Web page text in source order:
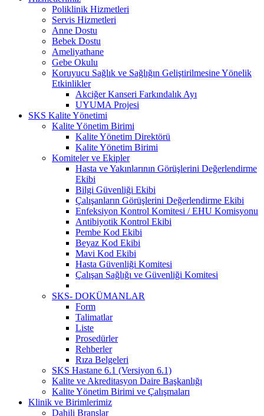
Poliklinik Hizmetleri
Servis Hizmetleri
Anne Dostu
Bebek Dostu
Ameliyathane
Gebe Okulu
Koruyucu Sağlık ve Sağlığın Geliştirilmesine Yönelik
Etkinlikler
Akciğer Kanseri Farkındalık Ayı
UYUMA Projesi
SKS Kalite Yönetimi
Kalite Yönetim Birimi
Kalite Yönetim Direktörü
Kalite Yönetim Birimi
Komiteler ve Ekipler
Hasta ve Yakınlarının Görüşlerini Değerlendirme
Ekibi
Bilgi Güvenliği Ekibi
Çalışanların Görüşlerini Değerlendirme Ekibi
Enfeksiyon Kontrol Komitesi / EHU Komisyonu
Antibiyotik Kontrol Ekibi
Pembe Kod Ekibi
Beyaz Kod Ekibi
Mavi Kod Ekibi
Hasta Güvenliği Komitesi
Çalışan Sağlığı ve Güvenliği Komitesi
SKS- DOKÜMANLAR
Form
Talimatlar
Liste
Prosedürler
Rehberler
Rıza Belgeleri
SKS Hastane 6.1 (Versiyon 6.1)
Kalite ve Akreditasyon Daire Başkanlığı
Kalite Yönetim Birimi ve Çalışmaları
Klinik ve Birimlerimiz
Dahili Branşlar